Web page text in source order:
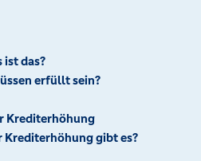
ist das?
erfüllt sein?
Krediterhöhung
gibt es?